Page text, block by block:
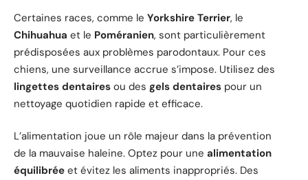
Certaines races, comme le Yorkshire Terrier, le
Chihuahua et le Poméranien, sont particulièrement
prédisposées aux problèmes parodontaux. Pour ces
chiens, une surveillance accrue s’impose. Utilisez des
lingettes dentaires ou des gels dentaires pour un
nettoyage quotidien rapide et efficace.
L’alimentation joue un rôle majeur dans la prévention
de la mauvaise haleine. Optez pour une alimentation
équilibrée et évitez les aliments inappropriés. Des